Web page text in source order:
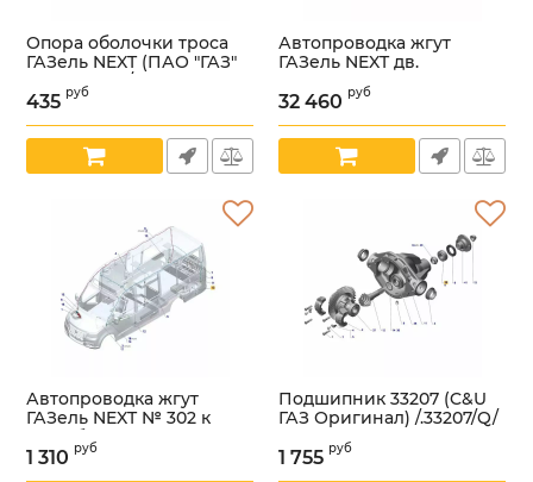
Опора оболочки троса
ГАЗель NEXT (ПАО "ГАЗ"
Оригинал) /А21R23-
3508188/
Артикул: УТ000005474
435 руб
Автопроводка жгут
ГАЗель NEXT дв.
Cummins ISF 2.8L мотор.
отсека (ООО
"Автопровод" ГАЗ
Оригинал) /
А21R22.3724025-102/
32 460 руб
Автопроводка жгут
ГАЗель NEXT № 302 к
топл. баку (ООО
"Арзамасское ПО
1 310 руб
Подшипник 33207 (C&U
ГАЗ Оригинал) /.33207/Q/
УТ000006361
1 755 руб